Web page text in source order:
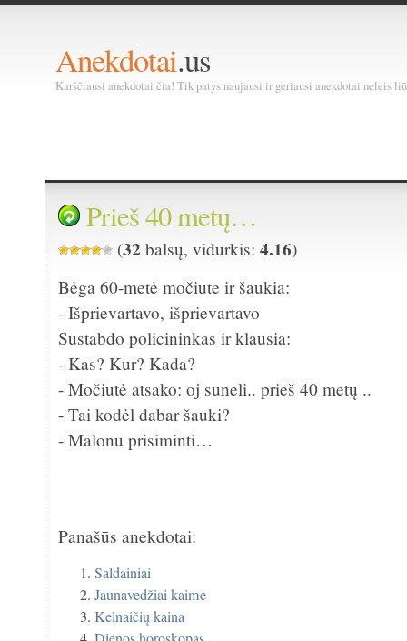
Anekdotai.us
Karščiausi anekdotai čia! Tik patys naujausi ir geriausi anekdotai neleis
Prieš 40 metų…
(32 balsų, vidurkis:4.16)
Bėga 60-metė močiute ir šaukia:
- Išprievartavo, išprievartavo
Sustabdo policininkas ir klausia:
- Kas? Kur? Kada?
- Močiutė atsako: oj suneli.. prieš 40 metų ..
- Tai kodėl dabar šauki?
- Malonu prisiminti…
Panašūs anekdotai:
Saldainiai
Jaunavedžiai kaime
Kelnaičių kaina